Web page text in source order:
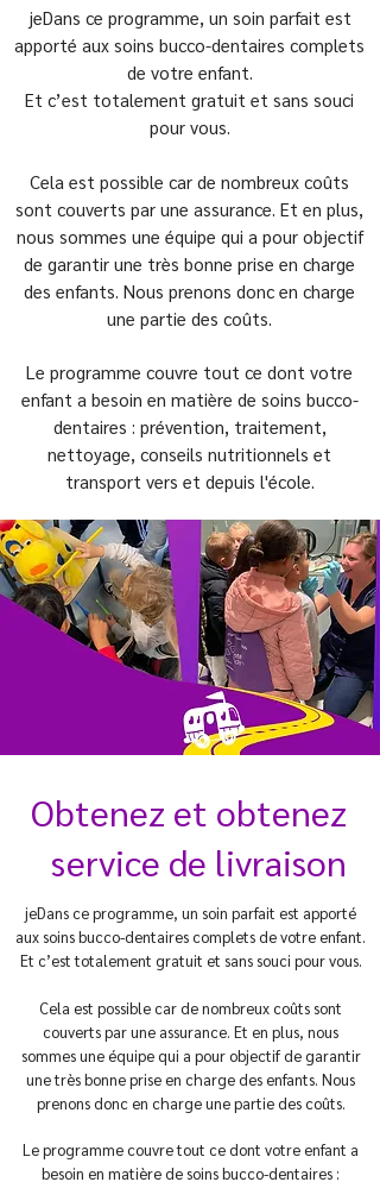
jeDans ce programme, un soin parfait est
apporté aux soins bucco-dentaires complets
de votre enfant.
Et c’est totalement gratuit et sans souci
pour vous.
Cela est possible car de nombreux coûts
sont couverts par une assurance. Et en plus,
nous sommes une équipe qui a pour objectif
de garantir une très bonne prise en charge
des enfants. Nous prenons donc en charge
une partie des coûts.
Le programme couvre tout ce dont votre
enfant a besoin en matière de soins bucco-
dentaires : prévention, traitement,
nettoyage, conseils nutritionnels et
transport vers et depuis l'école.
Obtenez et obtenez
service de livraison
jeDans ce programme, un soin parfait est apporté
aux soins bucco-dentaires complets de votre enfant.
Et c’est totalement gratuit et sans souci pour vous.
Cela est possible car de nombreux coûts sont
couverts par une assurance. Et en plus, nous
sommes une équipe qui a pour objectif de garantir
une très bonne prise en charge des enfants. Nous
prenons donc en charge une partie des coûts.
Le programme couvre tout ce dont votre enfant a
besoin en matière de soins bucco-dentaires :